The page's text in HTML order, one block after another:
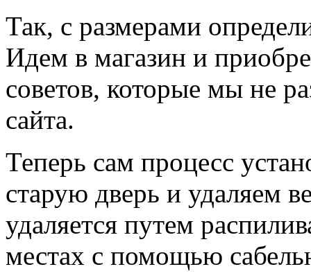
Так, с размерами
Идем в магазин и
советов, которые мы не
сайта.
Теперь сам процесс
старую дверь и удаляем
удаляется путем
местах с помощью